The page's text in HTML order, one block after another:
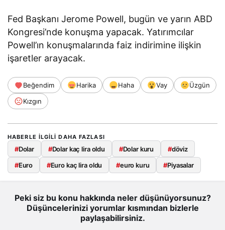
Fed Başkanı Jerome Powell, bugün ve yarın ABD
Kongresi’nde konuşma yapacak. Yatırımcılar
Powell’ın konuşmalarında faiz indirimine ilişkin
işaretler arayacak.
Beğendim Harika Haha Vay
Üzgün
Kızgın
HABERLE ILGILI DAHA FAZLASI
#Dolar #Dolar kaç lira oldu #Dolar kuru #döviz
#Euro #Euro kaç lira oldu #euro kuru #Piyasalar
Peki siz bu konu hakkında neler düşünüyorsunuz?
Düşüncelerinizi yorumlar kısmından bizlerle
paylaşabilirsiniz.